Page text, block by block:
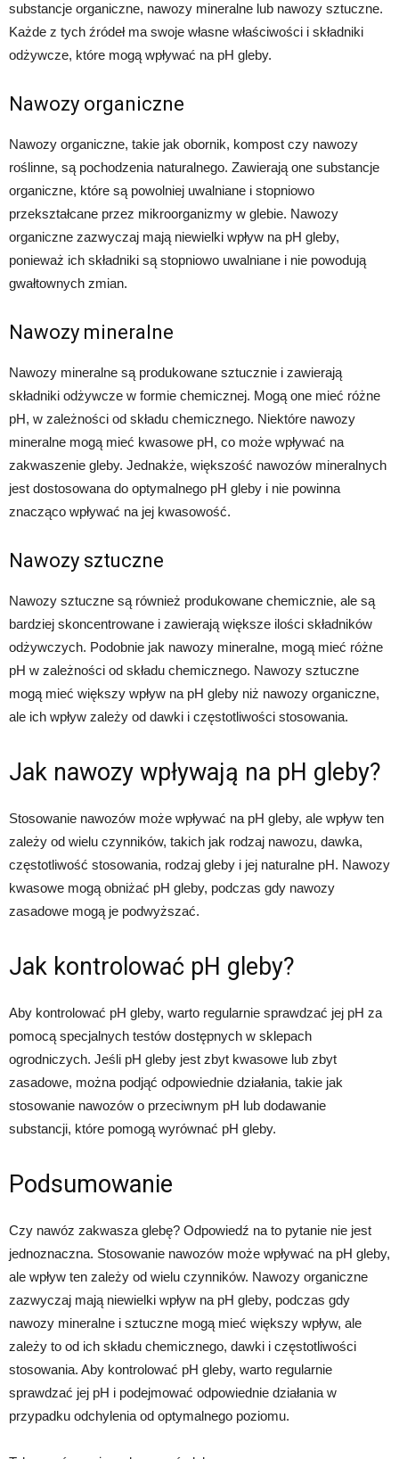
substancje organiczne, nawozy mineralne lub nawozy sztuczne.
Każde z tych źródeł ma swoje własne właściwości i składniki
odżywcze, które mogą wpływać na pH gleby.
Nawozy organiczne
Nawozy organiczne, takie jak obornik, kompost czy nawozy
roślinne, są pochodzenia naturalnego. Zawierają one substancje
organiczne, które są powolniej uwalniane i stopniowo
przekształcane przez mikroorganizmy w glebie. Nawozy
organiczne zazwyczaj mają niewielki wpływ na pH gleby,
ponieważ ich składniki są stopniowo uwalniane i nie powodują
gwałtownych zmian.
Nawozy mineralne
Nawozy mineralne są produkowane sztucznie i zawierają
składniki odżywcze w formie chemicznej. Mogą one mieć różne
pH, w zależności od składu chemicznego. Niektóre nawozy
mineralne mogą mieć kwasowe pH, co może wpływać na
zakwaszenie gleby. Jednakże, większość nawozów mineralnych
jest dostosowana do optymalnego pH gleby i nie powinna
znacząco wpływać na jej kwasowość.
Nawozy sztuczne
Nawozy sztuczne są również produkowane chemicznie, ale są
bardziej skoncentrowane i zawierają większe ilości składników
odżywczych. Podobnie jak nawozy mineralne, mogą mieć różne
pH w zależności od składu chemicznego. Nawozy sztuczne
mogą mieć większy wpływ na pH gleby niż nawozy organiczne,
ale ich wpływ zależy od dawki i częstotliwości stosowania.
Jak nawozy wpływają na pH gleby?
Stosowanie nawozów może wpływać na pH gleby, ale wpływ ten
zależy od wielu czynników, takich jak rodzaj nawozu, dawka,
częstotliwość stosowania, rodzaj gleby i jej naturalne pH. Nawozy
kwasowe mogą obniżać pH gleby, podczas gdy nawozy
zasadowe mogą je podwyższać.
Jak kontrolować pH gleby?
Aby kontrolować pH gleby, warto regularnie sprawdzać jej pH za
pomocą specjalnych testów dostępnych w sklepach
ogrodniczych. Jeśli pH gleby jest zbyt kwasowe lub zbyt
zasadowe, można podjąć odpowiednie działania, takie jak
stosowanie nawozów o przeciwnym pH lub dodawanie
substancji, które pomogą wyrównać pH gleby.
Podsumowanie
Czy nawóz zakwasza glebę? Odpowiedź na to pytanie nie jest
jednoznaczna. Stosowanie nawozów może wpływać na pH gleby,
ale wpływ ten zależy od wielu czynników. Nawozy organiczne
zazwyczaj mają niewielki wpływ na pH gleby, podczas gdy
nawozy mineralne i sztuczne mogą mieć większy wpływ, ale
zależy to od ich składu chemicznego, dawki i częstotliwości
stosowania. Aby kontrolować pH gleby, warto regularnie
sprawdzać jej pH i podejmować odpowiednie działania w
przypadku odchylenia od optymalnego poziomu.